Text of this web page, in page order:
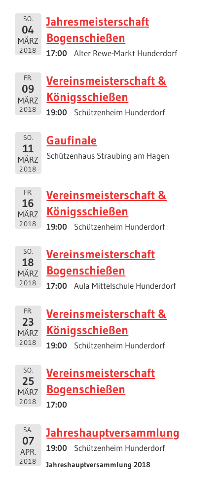
SO.
04
MÄRZ
2018
Jahresmeisterschaft
Bogenschießen
17:00 Alter Rewe-Markt Hunderdorf
FR.
09
MÄRZ
2018
Vereinsmeisterschaft &
Königsschießen
19:00 Schützenheim Hunderdorf
SO.
11
MÄRZ
2018
Gaufinale
Schützenhaus Straubing am Hagen
FR.
16
MÄRZ
2018
Vereinsmeisterschaft &
Königsschießen
19:00 Schützenheim Hunderdorf
SO.
18
MÄRZ
2018
Vereinsmeisterschaft
Bogenschießen
17:00 Aula Mittelschule Hunderdorf
FR.
23
MÄRZ
2018
Vereinsmeisterschaft &
Königsschießen
19:00 Schützenheim Hunderdorf
SO.
25
MÄRZ
2018
Vereinsmeisterschaft
Bogenschießen
17:00
SA.
07
APR.
2018
Jahreshauptversammlung
19:00 Schützenheim Hunderdorf
Jahreshauptversammlung 2018